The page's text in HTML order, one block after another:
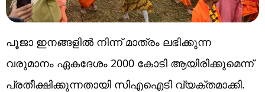
പൂജാ ഇനങ്ങളിൽ നിന്ന് മാത്രം ലഭിക്കുന്ന
വരുമാനം ഏകദേശം 2000 കോടി ആയിരിക്കുമെന്ന്
പ്രതീക്ഷിക്കുന്നതായി സിഎഐടി വ്യക്തമാക്കി.